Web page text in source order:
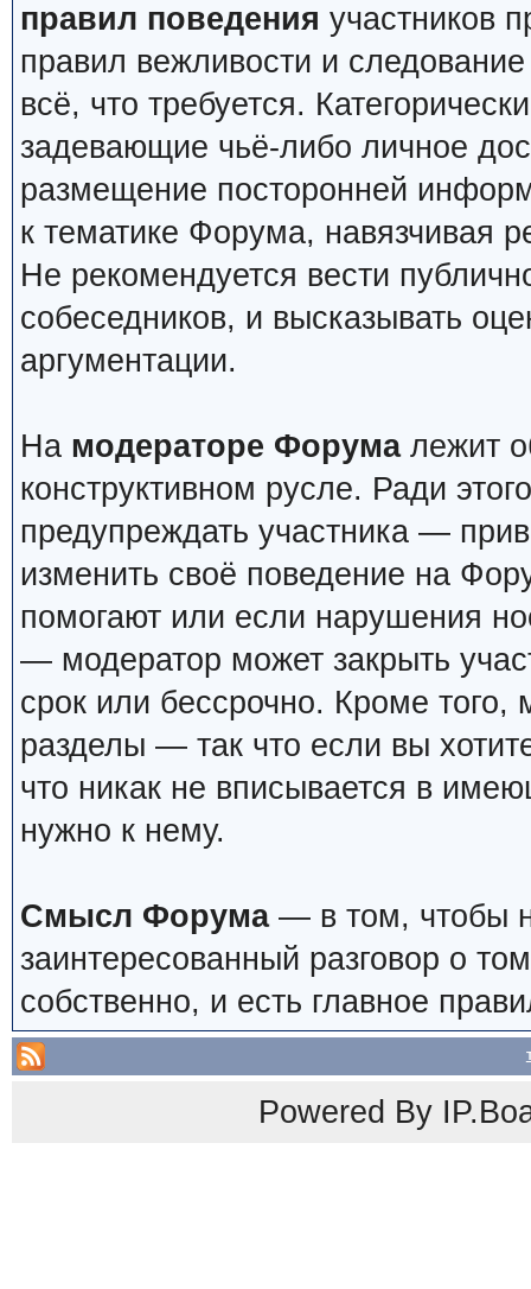
правил поведения участников
правил вежливости и
всё, что требуется.
задевающие чьё-либо личное
размещение посторонней
к тематике Форума, навязчивая
Не рекомендуется вести
собеседников, и высказывать
аргументации.
На модераторе Форумалежит
конструктивном русле. Ради
предупреждать участника —
изменить своё поведение на
помогают или если нарушения
— модератор может закрыть
срок или бессрочно. Кроме
разделы — так что если вы
что никак не вписывается в
нужно к нему.
Смысл Форума— в том, чтобы
заинтересованный разговор о
собственно, и есть главное
Powered By